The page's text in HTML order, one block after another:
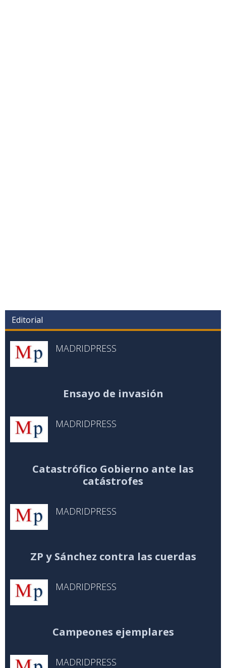
Editorial
MADRIDPRESS
Ensayo de invasión
MADRIDPRESS
Catastrófico Gobierno ante las
catástrofes
MADRIDPRESS
ZP y Sánchez contra las cuerdas
MADRIDPRESS
Campeones ejemplares
MADRIDPRESS